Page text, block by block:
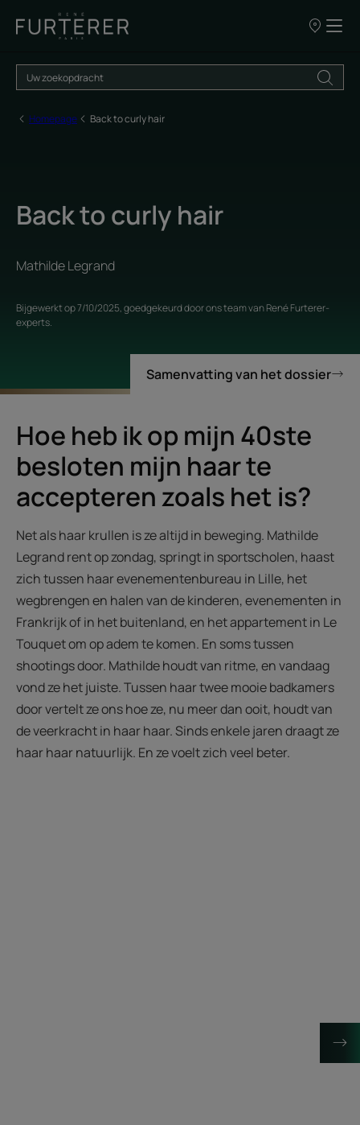
ONZE
Homepage Back to curly hair
Back to curly hair
Mathilde Legrand
Bijgewerkt op7/10/2025, goedgekeurd doorons team van René Furterer-
experts.
Samenvatting van het dossier
Hoe heb ik op mijn 40ste
besloten mijn haar te
accepteren zoals het is?
Net als haar krullen is ze altijd in beweging. Mathilde
Legrand rent op zondag, springt in sportscholen, haast
zich tussen haar evenementenbureau in Lille, het
wegbrengen en halen van de kinderen, evenementen in
Frankrijk of in het buitenland, en het appartement in Le
Touquet om op adem te komen. En soms tussen
shootings door. Mathilde houdt van ritme, en vandaag
vond ze het juiste. Tussen haar twee mooie badkamers
door vertelt ze ons hoe ze, nu meer dan ooit, houdt van
de veerkracht in haar haar. Sinds enkele jaren draagt ze
haar haar natuurlijk. En ze voelt zich veel beter.